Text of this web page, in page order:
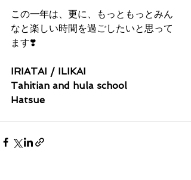
この一年は、更に、もっともっとみん
なと楽しい時間を過ごしたいと思って
ます❣️
IRIATAI / ILIKAI
Tahitian and hula school
Hatsue